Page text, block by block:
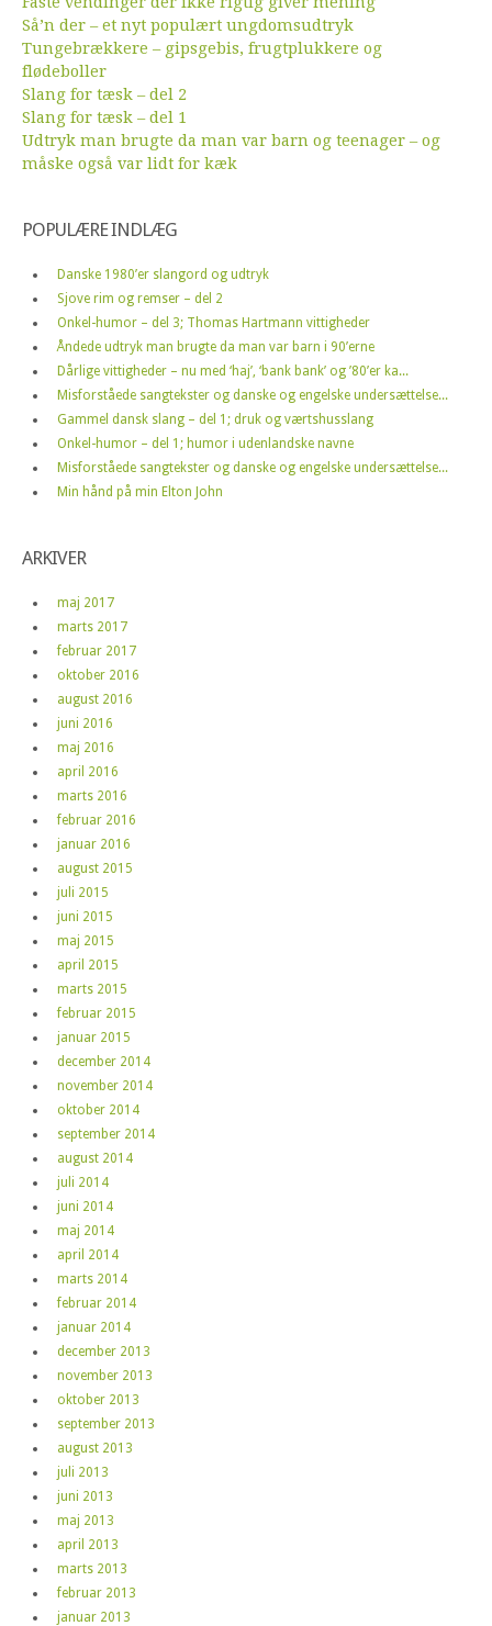
Så’n der – et nyt populært ungdomsudtryk
Tungebrækkere – gipsgebis, frugtplukkere og
flødeboller
Slang for tæsk – del 2
Slang for tæsk – del 1
Udtryk man brugte da man var barn og teenager – og
måske også var lidt for kæk
POPULÆRE INDLÆG
Danske 1980’er slangord og udtryk
Sjove rim og remser – del 2
Onkel-humor – del 3; Thomas Hartmann vittigheder
Åndede udtryk man brugte da man var barn i 90’erne
Dårlige vittigheder – nu med ‘haj’, ‘bank bank’ og ’80’er ka...
Misforståede sangtekster og danske og engelske undersættelse...
Gammel dansk slang – del 1; druk og værtshusslang
Onkel-humor – del 1; humor i udenlandske navne
Misforståede sangtekster og danske og engelske undersættelse...
Min hånd på min Elton John
ARKIVER
maj 2017
marts 2017
februar 2017
oktober 2016
august 2016
juni 2016
maj 2016
april 2016
marts 2016
februar 2016
januar 2016
august 2015
juli 2015
juni 2015
maj 2015
april 2015
marts 2015
februar 2015
januar 2015
december 2014
november 2014
oktober 2014
september 2014
august 2014
juli 2014
juni 2014
maj 2014
april 2014
marts 2014
februar 2014
januar 2014
december 2013
november 2013
oktober 2013
september 2013
august 2013
juli 2013
juni 2013
maj 2013
april 2013
marts 2013
februar 2013
januar 2013